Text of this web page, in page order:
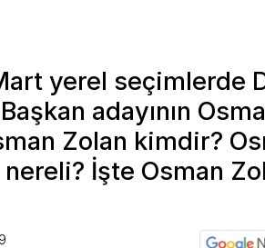
yerel seçimlerde
adayının
Zolan kimdir?
İşte Osman